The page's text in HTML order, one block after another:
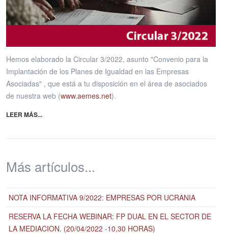
Hemos elaborado la Circular 3/2022, asunto "Convenio para la
Implantación de los Planes de Igualdad en las Empresas
Asociadas" , que está a tu disposición en el área de asociados
de nuestra web (www.aemes.net).
LEER MÁS...
Más artículos...
NOTA INFORMATIVA 9/2022: EMPRESAS POR UCRANIA
RESERVA LA FECHA WEBINAR: FP DUAL EN EL SECTOR DE
LA MEDIACION. (20/04/2022 -10,30 HORAS)